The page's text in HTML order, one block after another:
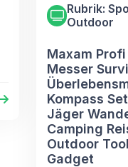
Rubrik:
Outdoor
Maxam Profi
Messer
Kompass
Jäger
Camping
Outdoor
Gadget